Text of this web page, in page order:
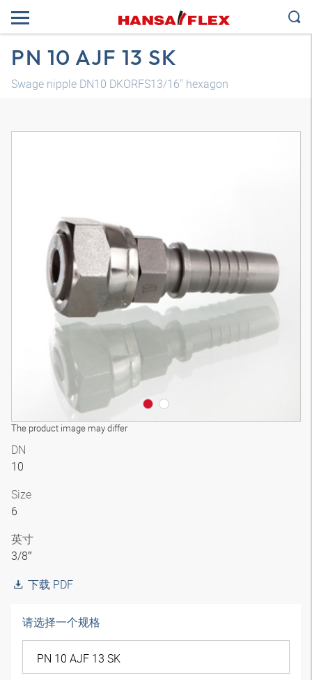
PN 10 AJF 13 SK
Swage nipple DN10 DKORFS13/16" hexagon
The product image may differ
DN
10
Size
6
英寸
3/8″
下载 PDF
请选择一个规格